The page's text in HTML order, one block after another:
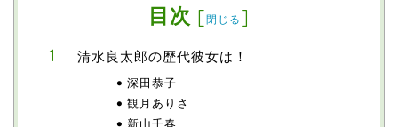
目次 [閉じる ]
清水良太郎の歴代彼女は！
深田恭子
観月ありさ
新山千春